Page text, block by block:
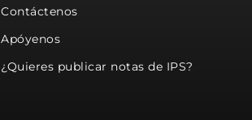
Contáctenos
Apóyenos
¿Quieres publicar notas de IPS?